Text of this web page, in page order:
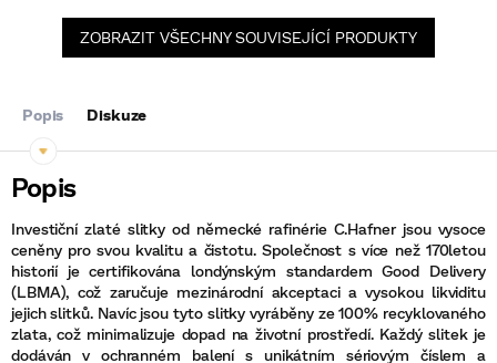
ZOBRAZIT VŠECHNY SOUVISEJÍCÍ PRODUKTY
Popis Diskuze
Investiční zlaté slitky od německé rafinérie C.Hafner jsou vysoce
ceněny pro svou kvalitu a čistotu. Společnost s více než 170letou
historií je certifikována londýnským standardem Good Delivery
(LBMA), což zaručuje mezinárodní akceptaci a vysokou likviditu
jejich slitků. Navíc jsou tyto slitky vyráběny ze 100% recyklovaného
zlata, což minimalizuje dopad na životní prostředí. Každý slitek je
dodáván v ochranném balení s unikátním sériovým číslem a